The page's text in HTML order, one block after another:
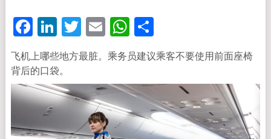
Facebook
LinkedIn
Twitter
EmailWhatsApp
分
享
飞机上哪些地方最脏。乘务员建议乘客不要使用前面座椅
背后的口袋。